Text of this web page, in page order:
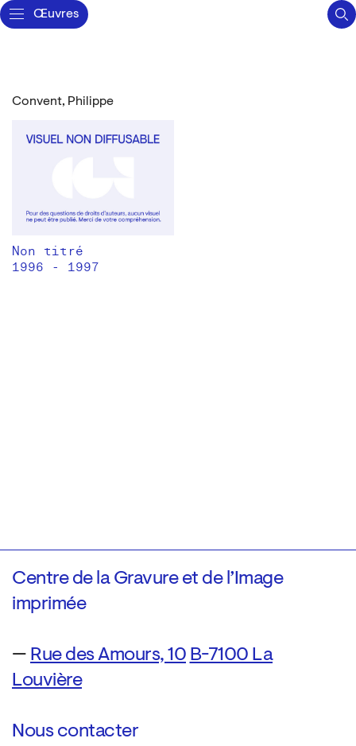
Œuvres
Convent, Philippe
Non titré
1996 - 1997
Centre de la Gravure et de l’Image
imprimée
— Rue des Amours, 10 B-7100 La
Louvière
Nous contacter